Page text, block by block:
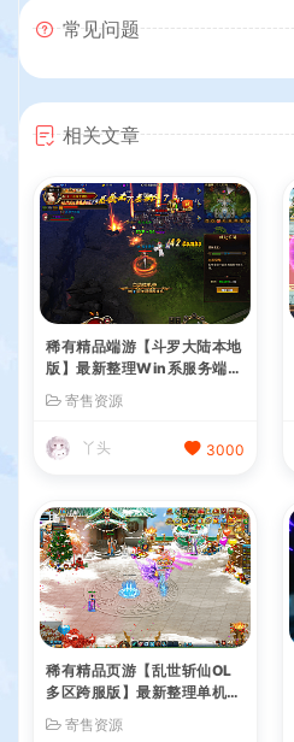
常见问题
相关文章
稀有精品端游【斗罗大陆本地
版】最新整理Win系服务端+
权后台+管理后台+详细搭建
教程
寄售资源
丫头 3000
稀有精品页游【乱世斩仙OL
多区跨服版】最新整理单机一
务端+网页注册+网页商城+C
寄售资源